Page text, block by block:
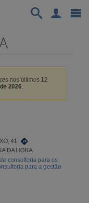
nos últimos 12
2026.
41
DA HORA
consultoria para os
para a gestão